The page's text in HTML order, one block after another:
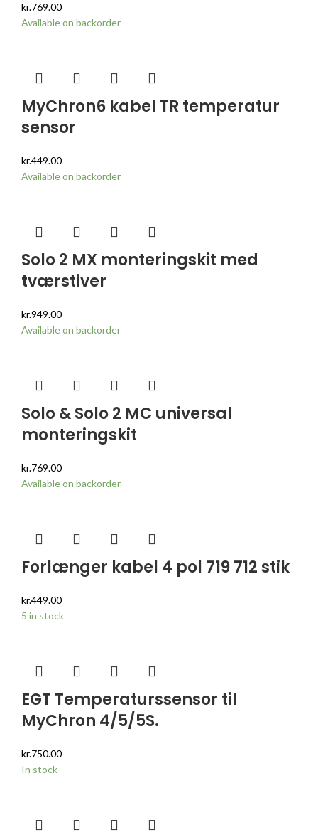
kr.769.00
Available on backorder
MyChron6 kabel TR temperatur
sensor
kr.449.00
Available on backorder
Solo 2 MX monteringskit med
tværstiver
kr.949.00
Available on backorder
Solo & Solo 2 MC universal
monteringskit
kr.769.00
Available on backorder
Forlænger kabel 4 pol 719 712 stik
kr.449.00
5 in stock
EGT Temperaturssensor til
MyChron 4/5/5S.
kr.750.00
In stock